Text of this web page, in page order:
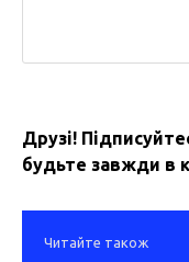
Друзі!
будьте завжди в
Читайте також